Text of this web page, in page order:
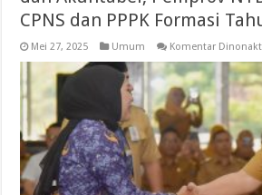
CPNS dan PPPK Formasi
Mei 27, 2025 Umum Komentar